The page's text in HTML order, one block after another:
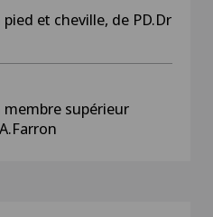
et cheville, de PD.Dr
supérieur